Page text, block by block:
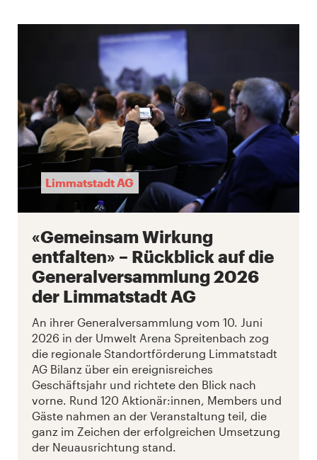
Limmatstadt AG
«Gemeinsam Wirkung
entfalten» – Rückblick auf die
Generalversammlung 2026
der Limmatstadt AG
An ihrer Generalversammlung vom 10. Juni
2026 in der Umwelt Arena Spreitenbach zog
die regionale Standortförderung Limmatstadt
AG Bilanz über ein ereignisreiches
Geschäftsjahr und richtete den Blick nach
vorne. Rund 120 Aktionär:innen, Members und
Gäste nahmen an der Veranstaltung teil, die
ganz im Zeichen der erfolgreichen Umsetzung
der Neuausrichtung stand.